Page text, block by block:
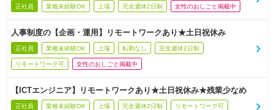
正社員 業種未経験OK 上場 完全週休2日制 女性のおしごと掲載中
人事制度の【企画・運用】リモートワークあり★土日祝休み
正社員 業種未経験OK 上場 転勤なし 完全週休2日制
リモートワーク可 女性のおしごと掲載中
【ICTエンジニア】リモートワークあり★土日祝休み★残業少なめ
正社員 業種未経験OK 上場 完全週休2日制 リモートワーク可